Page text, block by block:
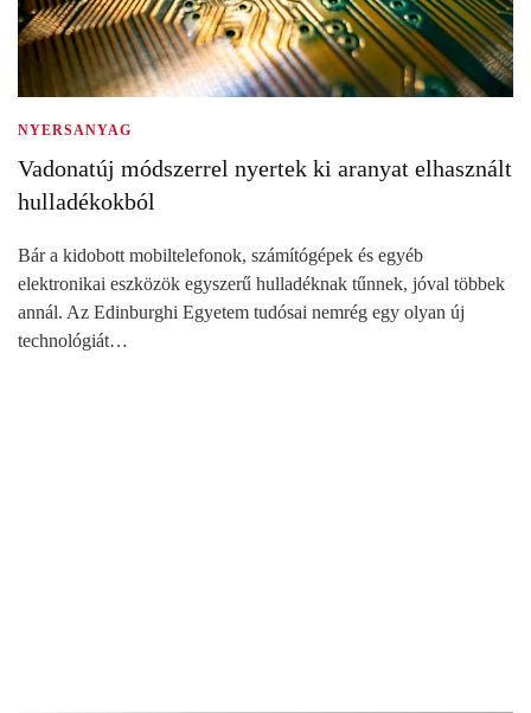
NYERSANYAG
Vadonatúj módszerrel nyertek ki aranyat elhasznált
hulladékokból
Bár a kidobott mobiltelefonok, számítógépek és egyéb
elektronikai eszközök egyszerű hulladéknak tűnnek, jóval többek
annál. Az Edinburghi Egyetem tudósai nemrég egy olyan új
technológiát…